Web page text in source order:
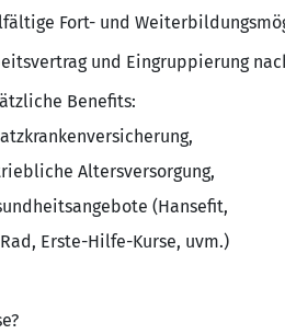
Fort- und
und Eingruppierung nach
Benefits:
Altersversorgung,
(Hansefit,
Erste-Hilfe-Kurse, uvm.)